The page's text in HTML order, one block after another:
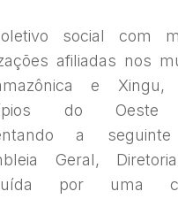
social com
afiliadas nos
e
do Oeste
a
Geral,
por uma